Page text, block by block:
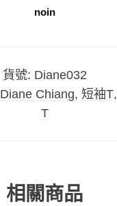
noin
貨號: Diane032
Diane Chiang, 短袖T,
T
相關商品